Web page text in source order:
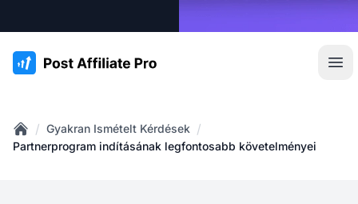
:site.title
Home
/ Gyakran Ismételt Kérdések /
Partnerprogram indításának legfontosabb követelményei